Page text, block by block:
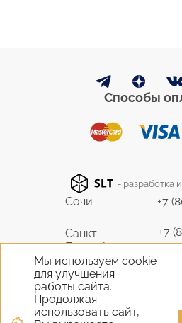
Мы используем cookie
для улучшения
работы сайта.
Продолжая
использовать сайт,
Способы
- разработка
Сочи +7
Санкт-
Петербург
+7
Москва